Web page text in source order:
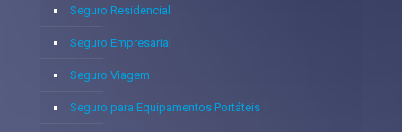
Seguro Residencial
Seguro Empresarial
Seguro Viagem
Seguro para Equipamentos Portáteis